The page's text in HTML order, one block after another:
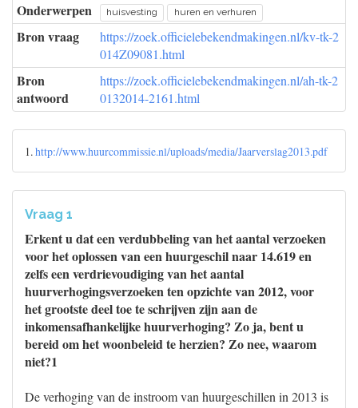
Onderwerpen huisvesting huren en verhuren
Bron vraag
https://zoek.officielebekendmakingen.nl/kv-tk-2
014Z09081.html
Bron
antwoord
https://zoek.officielebekendmakingen.nl/ah-tk-2
0132014-2161.html
1.http://www.huurcommissie.nl/uploads/media/Jaarverslag2013.pdf
Vraag 1
Erkent u dat een verdubbeling van het aantal verzoeken
voor het oplossen van een huurgeschil naar 14.619 en
zelfs een verdrievoudiging van het aantal
huurverhogingsverzoeken ten opzichte van 2012, voor
het grootste deel toe te schrijven zijn aan de
inkomensafhankelijke huurverhoging? Zo ja, bent u
bereid om het woonbeleid te herzien? Zo nee, waarom
niet?1
De verhoging van de instroom van huurgeschillen in 2013 is